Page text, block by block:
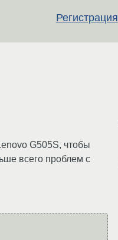
Регистрация
G505S, чтобы
всего проблем с